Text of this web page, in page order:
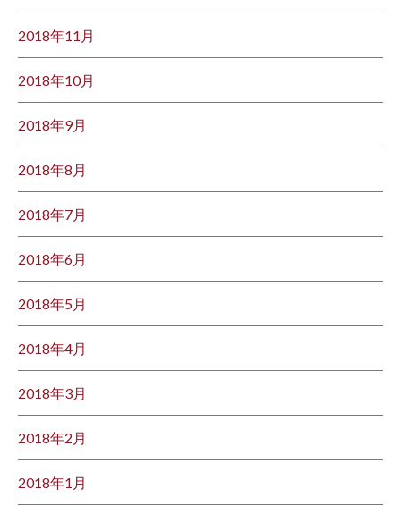
2018年11月
2018年10月
2018年9月
2018年8月
2018年7月
2018年6月
2018年5月
2018年4月
2018年3月
2018年2月
2018年1月